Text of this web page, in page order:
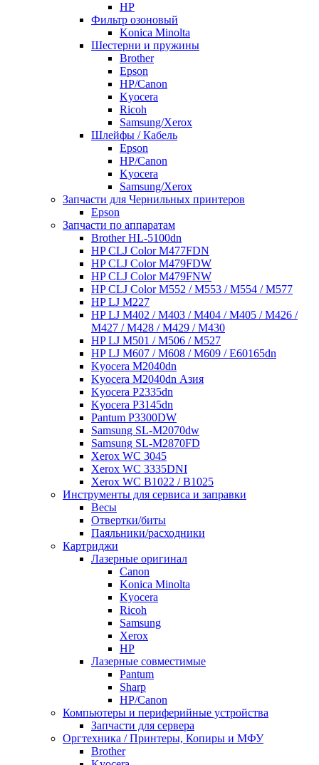
HP
Фильтр озоновый
Konica Minolta
Шестерни и пружины
Brother
Epson
HP/Canon
Kyocera
Ricoh
Samsung/Xerox
Шлейфы / Кабель
Epson
HP/Canon
Kyocera
Samsung/Xerox
Запчасти для Чернильных принтеров
Epson
Запчасти по аппаратам
Brother HL-5100dn
HP CLJ Color M477FDN
HP CLJ Color M479FDW
HP CLJ Color M479FNW
HP CLJ Color M552 / M553 / M554 / M577
HP LJ M227
HP LJ M402 / M403 / M404 / M405 / M426 /
M427 / M428 / M429 / M430
HP LJ M501 / M506 / M527
HP LJ M607 / M608 / M609 / E60165dn
Kyocera M2040dn
Kyocera M2040dn Азия
Kyocera P2335dn
Kyocera P3145dn
Pantum P3300DW
Samsung SL-M2070dw
Samsung SL-M2870FD
Xerox WC 3045
Xerox WC 3335DNI
Xerox WC B1022 / B1025
Инструменты для сервиса и заправки
Весы
Отвертки/биты
Паяльники/расходники
Картриджи
Лазерные оригинал
Canon
Konica Minolta
Kyocera
Ricoh
Samsung
Xerox
НР
Лазерные совместимые
Pantum
Sharp
НР/Сanon
Компьютеры и периферийные устройства
Запчасти для сервера
Оргтехника / Принтеры, Копиры и МФУ
Brother